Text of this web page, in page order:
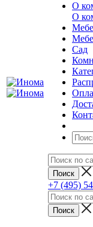
О
О
Сад
+7 (495)